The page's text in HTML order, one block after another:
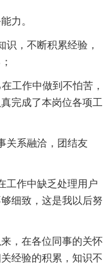
力。
识，不断积累经验，
工作中做到不怕苦，
完成了本岗位各项工
关系融洽，团结友
工作中缺乏处理用户
细致，这是我以后努
，在各位同事的关怀
经验的积累，知识不